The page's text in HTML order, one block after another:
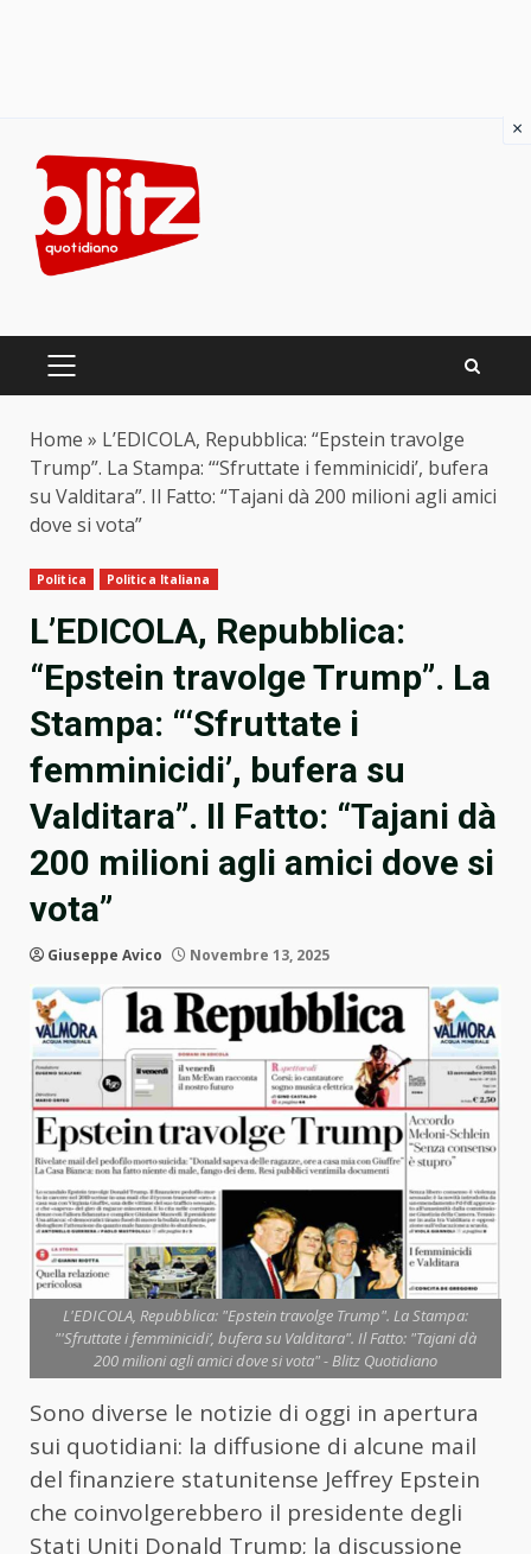
content
PRIMARY
Home » L’EDICOLA, Repubblica: “Epstein travolge
Trump”. La Stampa: “‘Sfruttate i femminicidi’, bufera
su Valditara”. Il Fatto: “Tajani dà 200 milioni agli amici
dove si vota”
Politica Politica Italiana
L’EDICOLA, Repubblica:
“Epstein travolge Trump”. La
Stampa: “‘Sfruttate i
femminicidi’, bufera su
Valditara”. Il Fatto: “Tajani dà
200 milioni agli amici dove si
vota”
Giuseppe Avico Novembre 13, 2025
L'EDICOLA, Repubblica: "Epstein travolge Trump". La Stampa:
"'Sfruttate i femminicidi’, bufera su Valditara". Il Fatto: "Tajani dà
200 milioni agli amici dove si vota" - Blitz Quotidiano
Sono diverse le notizie di oggi in apertura
sui quotidiani: la diffusione di alcune mail
del finanziere statunitense Jeffrey Epstein
che coinvolgerebbero il presidente degli
Stati Uniti Donald Trump; la discussione
×